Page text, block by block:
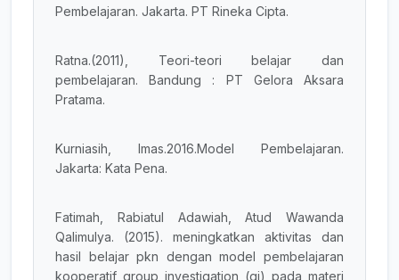
Pembelajaran. Jakarta. PT Rineka Cipta.
Ratna.(2011), Teori-teori belajar dan
pembelajaran. Bandung : PT Gelora Aksara
Pratama.
Kurniasih, Imas.2016.Model Pembelajaran.
Jakarta: Kata Pena.
Fatimah, Rabiatul Adawiah, Atud Wawanda
Qalimulya. (2015). meningkatkan aktivitas dan
hasil belajar pkn dengan model pembelajaran
kooperatif group investigation (gi) pada materi